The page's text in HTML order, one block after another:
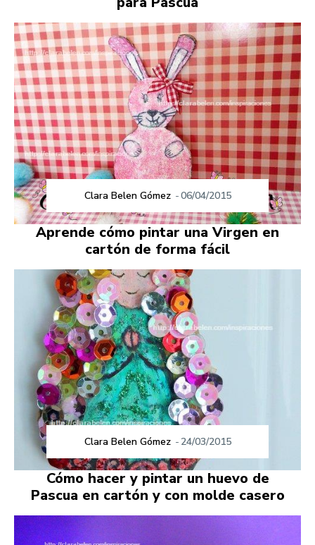
Clara Belen Gómez -06/04/2015
Aprende cómo pintar una Virgen en
cartón de forma fácil
Clara Belen Gómez - 24/03/2015
Cómo hacer y pintar un huevo de
Pascua en cartón y con molde casero